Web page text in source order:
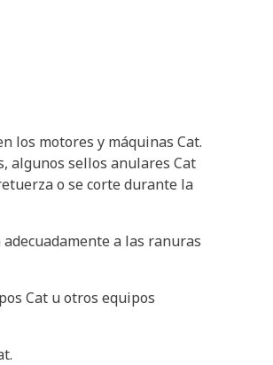
los motores y máquinas Cat.
algunos sellos anulares Cat
o se corte durante la
a las ranuras
Cat u otros equipos